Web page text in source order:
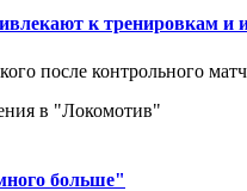
к тренировкам и
после контрольного
больше"
в "Локомотив"